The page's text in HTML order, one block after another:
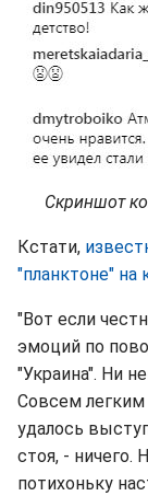
Скриншот
Кстати,
"планктоне" на
"Вот если
эмоций по
"Украина". Ни
Совсем легким
удалось
стоя, - ничего.
потихоньку